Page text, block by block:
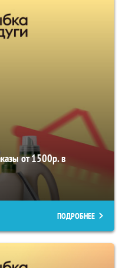
от 1500р. в
ПОДРОБНЕЕ